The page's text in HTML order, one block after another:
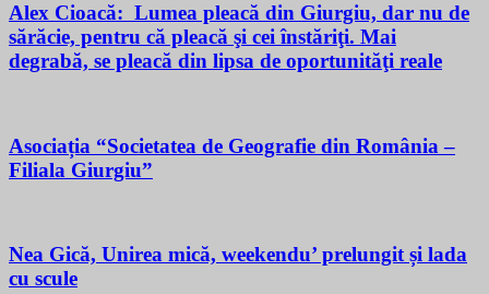
Alex Cioacă: Lumea pleacă din Giurgiu, dar nu de
sărăcie, pentru că pleacă şi cei înstăriţi. Mai
degrabă, se pleacă din lipsa de oportunităţi reale
Asociația “Societatea de Geografie din România –
Filiala Giurgiu”
Nea Gică, Unirea mică, weekendu’ prelungit și lada
cu scule